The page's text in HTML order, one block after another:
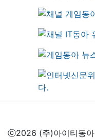
ⓒ2026 (주)아이티동아